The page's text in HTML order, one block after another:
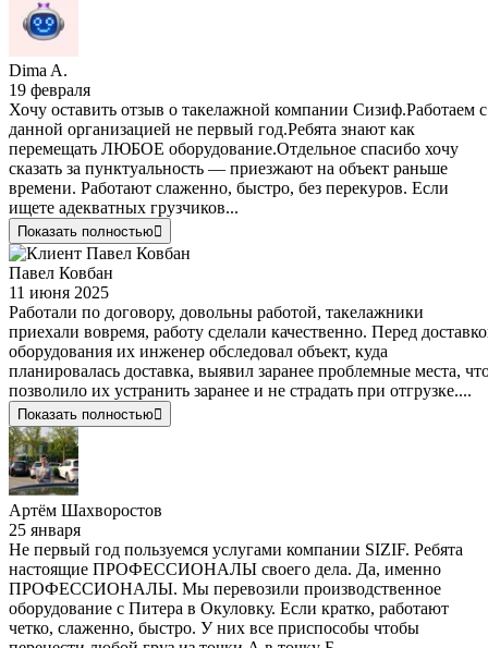
Dima A.
19 февраля
Хочу оставить отзыв о такелажной компании Сизиф.Работаем с
данной организацией не первый год.Ребята знают как
перемещать ЛЮБОЕ оборудование.Отдельное спасибо хочу
сказать за пунктуальность — приезжают на объект раньше
времени. Работают слаженно, быстро, без перекуров. Если
ищете адекватных грузчиков...
Показать полностью
Павел Ковбан
11 июня 2025
Работали по договору, довольны работой, такелажники
приехали вовремя, работу сделали качественно. Перед
оборудования их инженер обследовал объект, куда
планировалась доставка, выявил заранее проблемные места,
позволило их устранить заранее и не страдать при отгрузке....
Показать полностью
Артём Шахворостов
25 января
Не первый год пользуемся услугами компании SIZIF. Ребята
настоящие ПРОФЕССИОНАЛЫ своего дела. Да, именно
ПРОФЕССИОНАЛЫ. Мы перевозили производственное
оборудование с Питера в Окуловку. Если кратко, работают
четко, слаженно, быстро. У них все приспособы чтобы